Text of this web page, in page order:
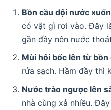
Bồn cầu dội nước
có vật gì rơi vào. Đây
gần đầy nên nước
Mùi hôi bốc lên từ bồn
rửa sạch. Hầm đầy thì
Nước trào ngược lên
nhà cùng xả nhiều.